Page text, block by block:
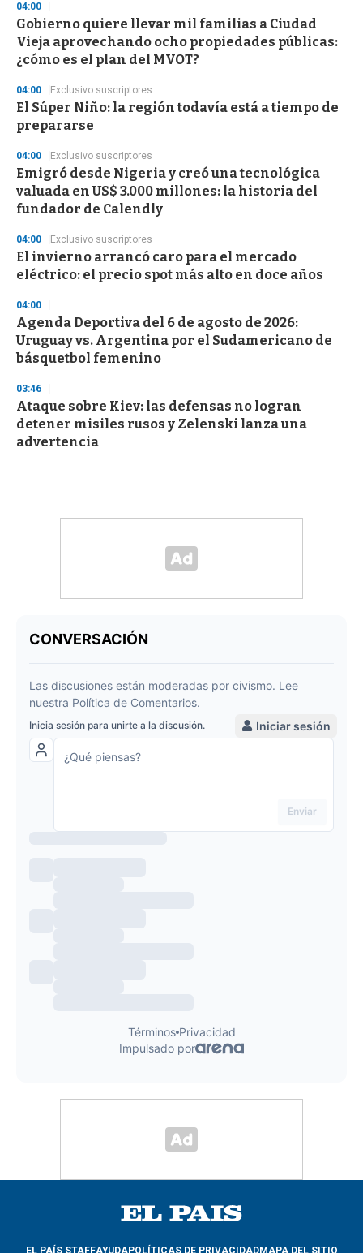
04:00
Gobierno quiere llevar mil familias a Ciudad
Vieja aprovechando ocho propiedades públicas:
¿cómo es el plan del MVOT?
04:00 Exclusivo suscriptores
El Súper Niño: la región todavía está a tiempo de
prepararse
04:00 Exclusivo suscriptores
Emigró desde Nigeria y creó una tecnológica
valuada en US$ 3.000 millones: la historia del
fundador de Calendly
04:00 Exclusivo suscriptores
El invierno arrancó caro para el mercado
eléctrico: el precio spot más alto en doce años
04:00
Agenda Deportiva del 6 de agosto de 2026:
Uruguay vs. Argentina por el Sudamericano de
básquetbol femenino
03:46
Ataque sobre Kiev: las defensas no logran
detener misiles rusos y Zelenski lanza una
advertencia